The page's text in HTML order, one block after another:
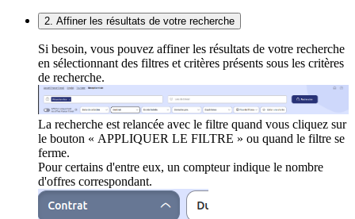
2. Affiner les résultats de votre recherche
Si besoin, vous pouvez affiner les résultats de votre recherche
en sélectionnant des filtres et critères présents sous les critères
de recherche.
La recherche est relancée avec le filtre quand vous cliquez sur
le bouton « APPLIQUER LE FILTRE » ou quand le filtre se
ferme.
Pour certains d'entre eux, un compteur indique le nombre
d'offres correspondant.